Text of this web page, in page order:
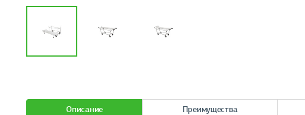
Описание Преимущества